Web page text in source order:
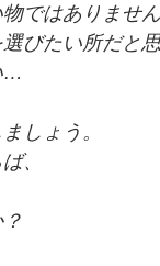
ではありません
びたい所だと思
…
しょう。
、